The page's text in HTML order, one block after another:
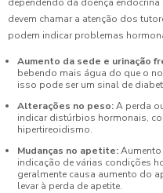
devem chamar a atenção dos
podem indicar problemas
Aumento da sede e urinação
bebendo mais água do que o
isso pode ser um sinal de
Alterações no peso:A perda
indicar distúrbios hormonais,
hipertireoidismo.
Mudanças no apetite:
indicação de várias condições
geralmente causa aumento do
levar à perda de apetite.